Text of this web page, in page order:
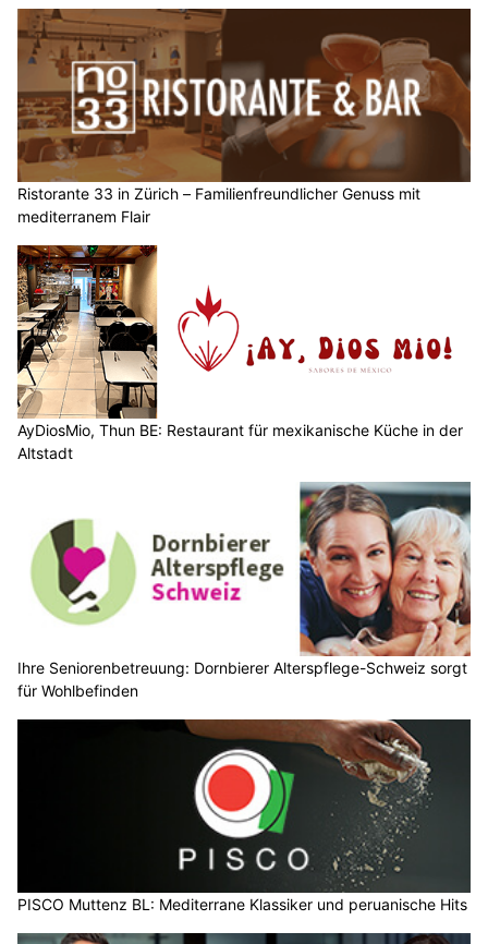
Ristorante 33 in Zürich – Familienfreundlicher Genuss mit
mediterranem Flair
AyDiosMio, Thun BE: Restaurant für mexikanische Küche in der
Altstadt
Ihre Seniorenbetreuung: Dornbierer Alterspflege-Schweiz sorgt
für Wohlbefinden
PISCO Muttenz BL: Mediterrane Klassiker und peruanische Hits